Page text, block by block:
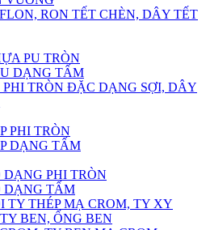
RON TẾT CHÈN, DÂY TẾT
PU TRÒN
DẠNG TẤM
PHI TRÒN ĐẶC DẠNG SỢI, DÂY
PHI TRÒN
DẠNG TẤM
DẠNG PHI TRÒN
DẠNG TẤM
TY THÉP MẠ CROM, TY XY
BEN, ỐNG BEN